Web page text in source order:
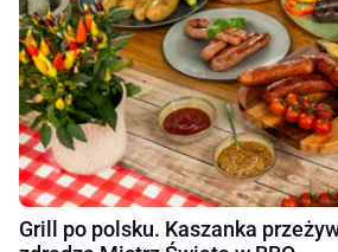
Grill po polsku. Kaszanka